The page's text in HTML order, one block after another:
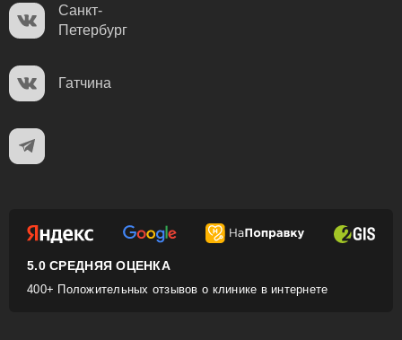
Санкт-
Петербург
Гатчина
5.0 СРЕДНЯЯ ОЦЕНКА
400+ Положительных отзывов о клинике в интернете